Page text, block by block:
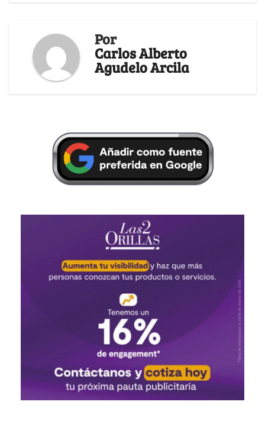
Por
Carlos Alberto
Agudelo Arcila